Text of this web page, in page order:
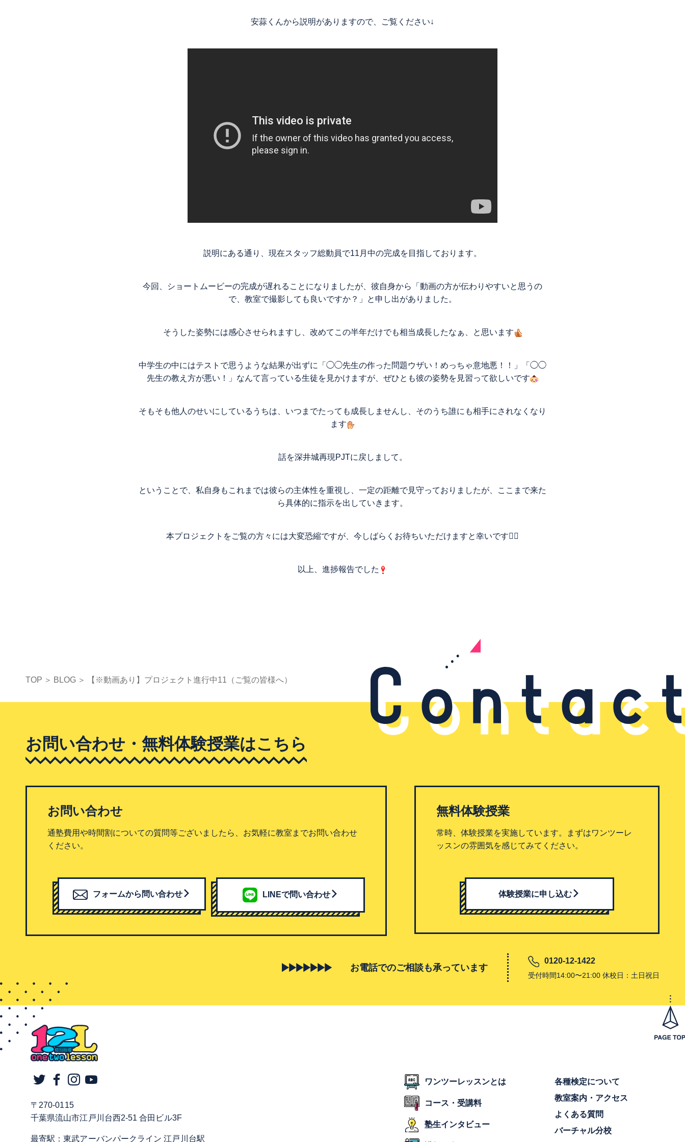
安蒜くんから説明がありますので、ご覧ください↓
説明にある通り、現在スタッフ総動員で11月中の完成を目指しております。
今回、ショートムービーの完成が遅れることになりましたが、彼自身から「動画の方が伝わりやすいと思うの
で、教室で撮影しても良いですか？」と申し出がありました。
そうした姿勢には感心させられますし、改めてこの半年だけでも相当成長したなぁ、と思います
中学生の中にはテストで思うような結果が出ずに「◯◯先生の作った問題ウザい！めっちゃ意地悪！！」「◯◯
先生の教え方が悪い！」なんて言っている生徒を見かけますが、ぜひとも彼の姿勢を見習って欲しいです
そもそも他人のせいにしているうちは、いつまでたっても成長しませんし、そのうち誰にも相手にされなくなり
ます
話を深井城再現PJTに戻しまして。
ということで、私自身もこれまでは彼らの主体性を重視し、一定の距離で見守っておりましたが、ここまで来た
ら具体的に指示を出していきます。
本プロジェクトをご覧の方々には大変恐縮ですが、今しばらくお待ちいただけますと幸いです🙇‍♂️
以上、進捗報告でした
TOP BLOG 【※動画あり】プロジェクト進行中11（ご覧の皆様へ）
お問い合わせ・無料体験授業はこちら
お問い合わせ
通塾費用や時間割についての質問等ございましたら、お気軽に教室までお問い合わせ
ください。
フォームから問い合わせ LINEで問い合わせ
無料体験授業
常時、体験授業を実施しています。まずはワンツーレ
ッスンの雰囲気を感じてみてください。
体験授業に申し込む
お電話でのご相談も承っています
0120-12-1422
受付時間14:00〜21:00 休校日：土日祝日
〒270-0115
千葉県流山市江戸川台西2-51 合田ビル3F
最寄駅：東武アーバンパークライン 江戸川台駅
ワンツーレッスンとは
コース・受講料
塾生インタビュー
各種検定について
教室案内・アクセス
よくある質問
バーチャル分校